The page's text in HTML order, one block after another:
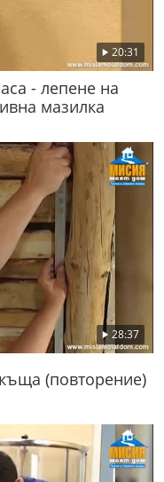
20:31
- лепене на
мазилка
28:37
(повторение)